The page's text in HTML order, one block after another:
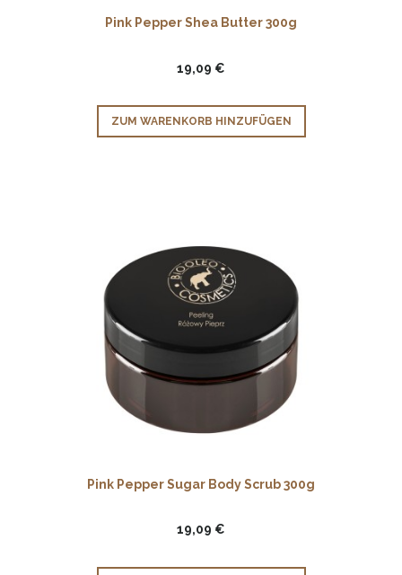
Pink Pepper Shea Butter 300g
19,09 €
ZUM WARENKORB HINZUFÜGEN
Pink Pepper Sugar Body Scrub 300g
19,09 €